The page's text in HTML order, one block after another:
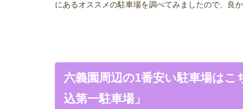
にあるオススメの駐車場を調べてみましたので、良
六義園周辺の1番安い駐車場は
込第一駐車場」